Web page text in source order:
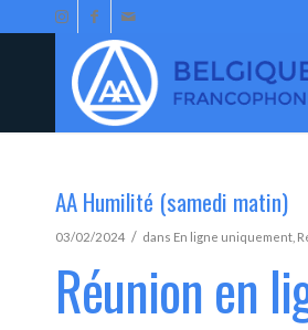
AA Humilité (samedi matin)
03/02/2024 / dans En ligne uniquement
Réunion en